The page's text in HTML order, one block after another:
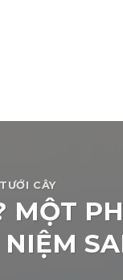
TƯỚI CÂY
MỘT